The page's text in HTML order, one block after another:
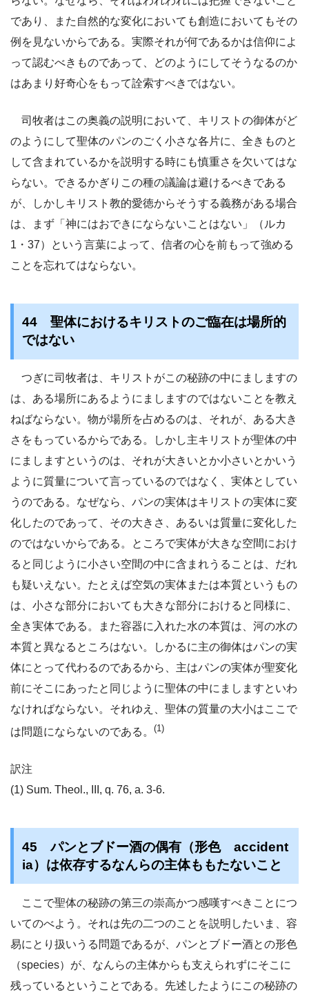
であり、また自然的な変化においても創造においてもその
例を見ないからである。実際それが何であるかは信仰によ
って認むべきものであって、どのようにしてそうなるのか
はあまり好奇心をもって詮索すべきではない。
司牧者はこの奥義の説明において、キリストの御体がど
のようにして聖体のパンのごく小さな各片に、全きものと
して含まれているかを説明する時にも慎重さを欠いてはな
らない。できるかぎりこの種の議論は避けるべきである
が、しかしキリスト教的愛徳からそうする義務がある場合
は、まず「神にはおできにならないことはない」（ルカ
1・37）という言葉によって、信者の心を前もって強める
ことを忘れてはならない。
44 聖体におけるキリストのご臨在は場所的
ではない
つぎに司牧者は、キリストがこの秘跡の中にましますの
は、ある場所にあるようにましますのではないことを教え
ねばならない。物が場所を占めるのは、それが、ある大き
さをもっているからである。しかし主キリストが聖体の中
にましますというのは、それが大きいとか小さいとかいう
ように質量について言っているのではなく、実体としてい
うのである。なぜなら、パンの実体はキリストの実体に変
化したのであって、その大きさ、あるいは質量に変化した
のではないからである。ところで実体が大きな空間におけ
ると同じように小さい空間の中に含まれうることは、だれ
も疑いえない。たとえば空気の実体または本質というもの
は、小さな部分においても大きな部分におけると同様に、
全き実体である。また容器に入れた水の本質は、河の水の
本質と異なるところはない。しかるに主の御体はパンの実
体にとって代わるのであるから、主はパンの実体が聖変化
前にそこにあったと同じように聖体の中にましますといわ
なければならない。それゆえ、聖体の質量の大小はここで
は問題にならないのである。 (1)
訳注
(1) Sum. Theol., III, q. 76, a. 3-6.
45 パンとブドー酒の偶有（形色 accident
ia）は依存するなんらの主体ももたないこと
ここで聖体の秘跡の第三の崇高かつ感嘆すべきことにつ
いてのべよう。それは先の二つのことを説明したいま、容
易にとり扱いうる問題であるが、パンとブドー酒との形色
（species）が、なんらの主体からも支えられずにそこに
残っているということである。先述したようにこの秘跡の